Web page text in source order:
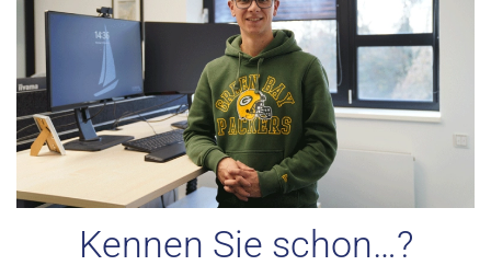
Kennen Sie schon…?